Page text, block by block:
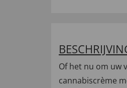
Of het nu om uw
cannabiscrème